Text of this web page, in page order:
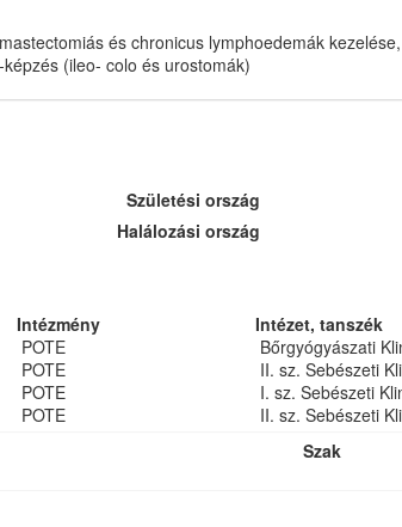
és chronicus lymphoedemák
(ileo- colo és urostomák)
Születési ország
Halálozási ország
Intézmény
Intézet, tanszék
POTE
Bőrgyógyászati
POTE
II. sz. Sebészeti
POTE
I. sz. Sebészeti
POTE
II. sz. Sebészeti
Szak